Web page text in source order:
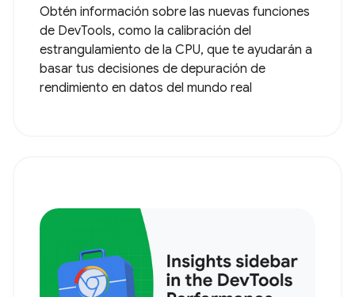
Obtén información sobre las nuevas funciones
de DevTools, como la calibración del
estrangulamiento de la CPU, que te ayudarán a
basar tus decisiones de depuración de
rendimiento en datos del mundo real